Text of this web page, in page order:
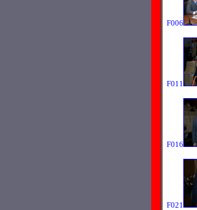
F006
F011
F016
F021